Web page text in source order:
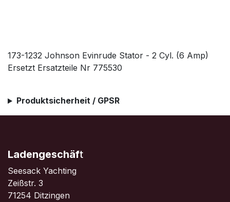
173-1232 Johnson Evinrude Stator - 2 Cyl. (6 Amp)
Ersetzt Ersatzteile Nr 775530
Produktsicherheit / GPSR
Ladengeschäft
Seesack Yachting
Zeißstr. 3
71254 Ditzingen